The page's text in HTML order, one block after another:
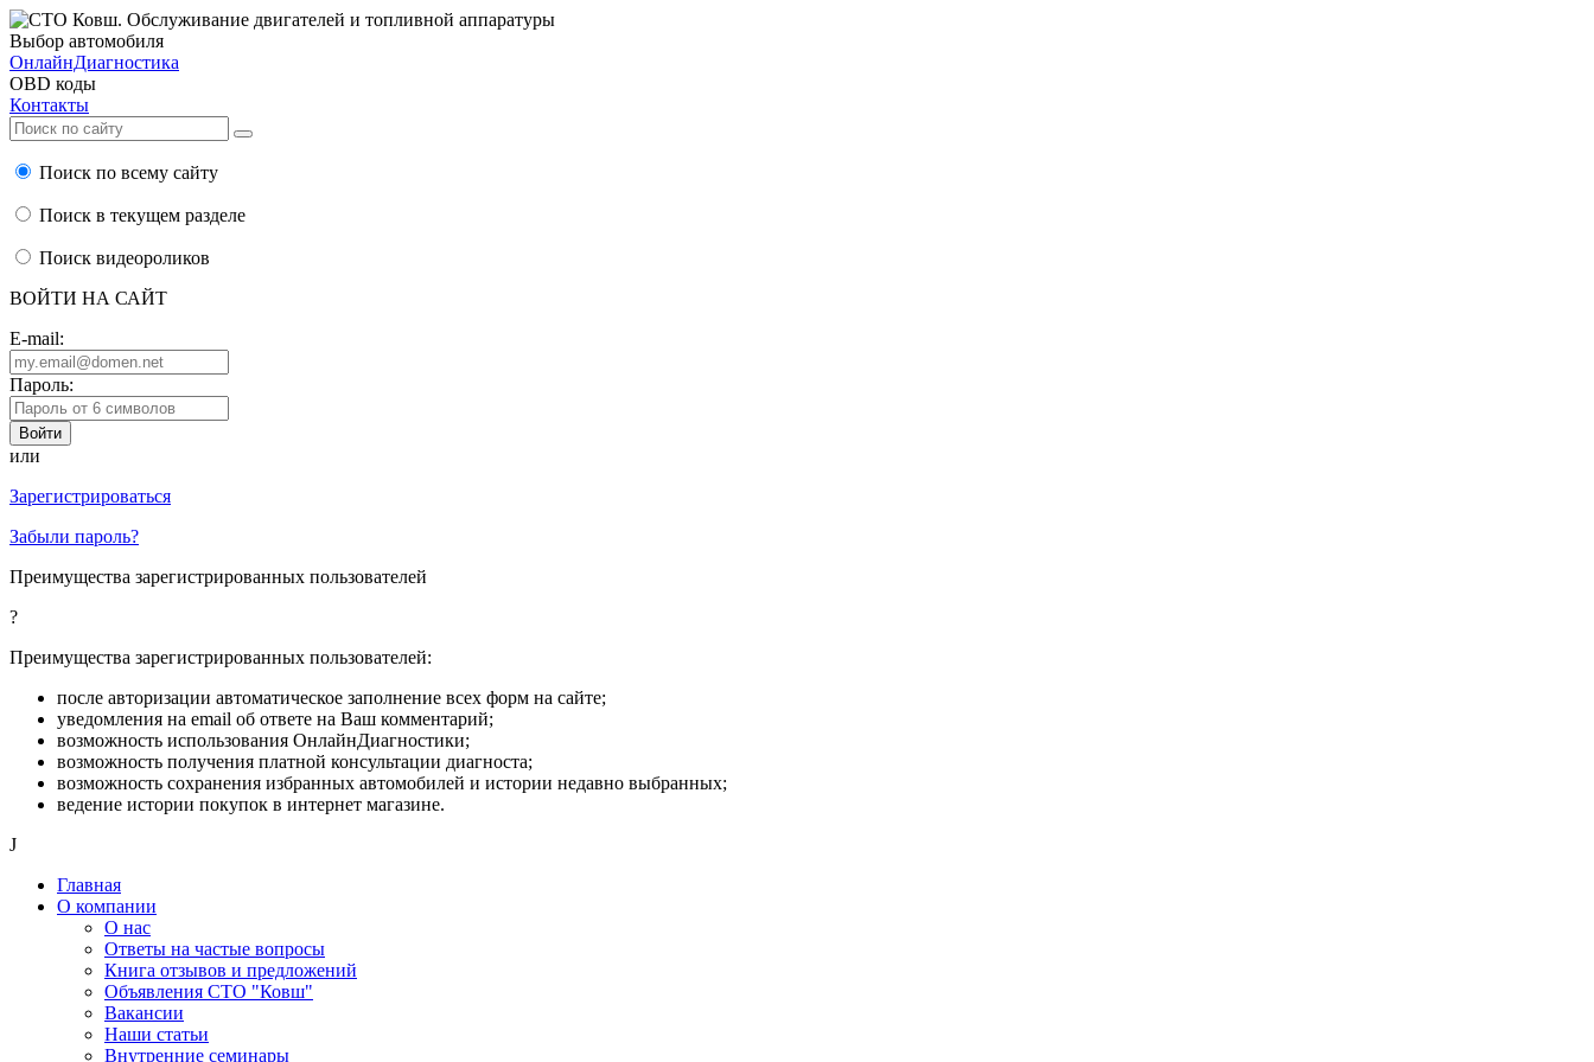
Выбор автомобиля
ОнлайнДиагностика
OBD коды
Контакты
Поиск по всему сайту
Поиск в текущем разделе
Поиск видеороликов
ВОЙТИ НА САЙТ
E-mail:
Пароль:
или
Зарегистрироваться
Забыли пароль?
Преимущества зарегистрированных пользователей
?
Преимущества зарегистрированных пользователей:
после авторизации автоматическое заполнение всех форм на сайте;
уведомления на email об ответе на Ваш комментарий;
возможность использования ОнлайнДиагностики;
возможность получения платной консультации диагноста;
возможность сохранения избранных автомобилей и истории недавно выбранных;
ведение истории покупок в интернет магазине.
J
Главная
О компании
О нас
Ответы на частые вопросы
Книга отзывов и предложений
Объявления СТО "Ковш"
Вакансии
Наши статьи
Внутренние семинары